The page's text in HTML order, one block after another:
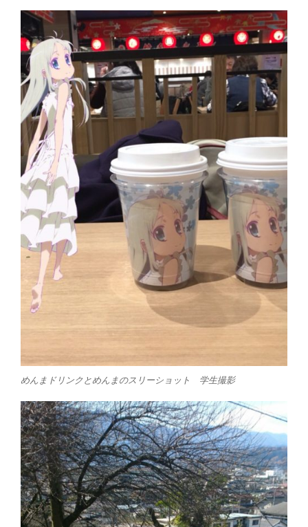
めんまドリンクとめんまのスリーショット 学生撮影